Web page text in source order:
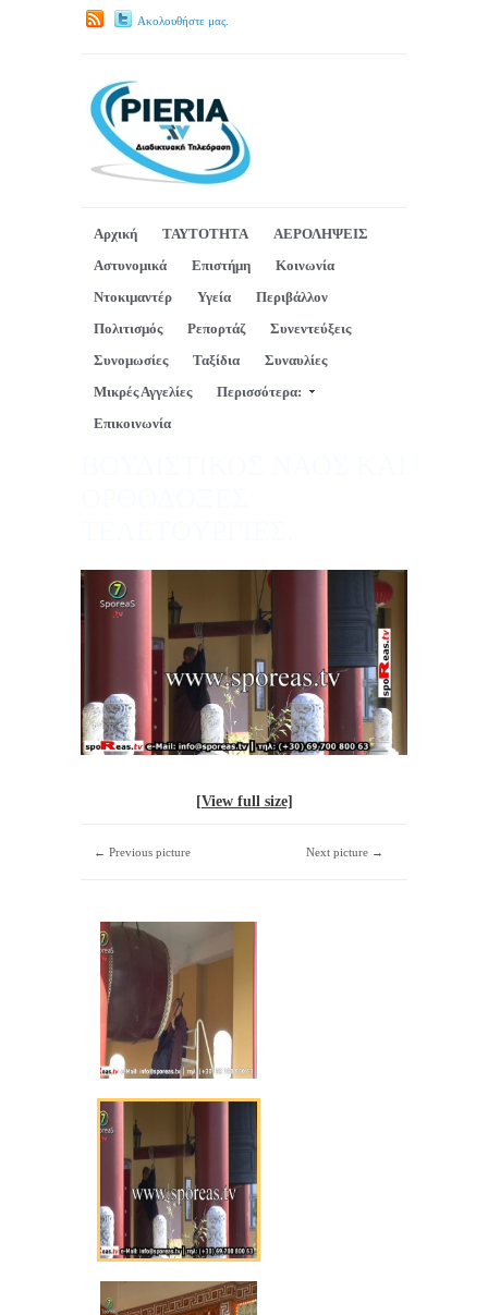
Ακολουθήστε μας.
Αρχική ΤΑΥΤΟΤΗΤΑ
ΑΕΡΟΛΗΨΕΙΣ
Αστυνομικά
Επιστήμη
Κοινωνία
Ντοκιμαντέρ
Υγεία
Περιβάλλον
Πολιτισμός
Ρεπορτάζ
Συνεντεύξεις
Συνομωσίες
Ταξίδια
Συναυλίες
Μικρές Αγγελίες
Περισσότερα:
Επικοινωνία
[View full size]
← Previous picture Next picture →